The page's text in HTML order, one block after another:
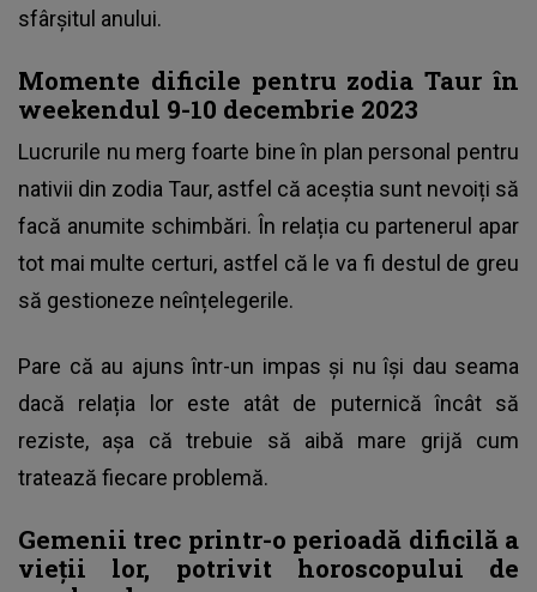
sfârșitul anului.
Momente dificile pentru zodia Taur în
weekendul 9-10 decembrie 2023
Lucrurile nu merg foarte bine în plan personal pentru
nativii din zodia Taur, astfel că aceștia sunt nevoiți să
facă anumite schimbări. În relația cu partenerul apar
tot mai multe certuri, astfel că le va fi destul de greu
să gestioneze neînțelegerile.
Pare că au ajuns într-un impas și nu își dau seama
dacă relația lor este atât de puternică încât să
reziste, așa că trebuie să aibă mare grijă cum
tratează fiecare problemă.
Gemenii trec printr-o perioadă dificilă a
vieții lor, potrivit horoscopului de